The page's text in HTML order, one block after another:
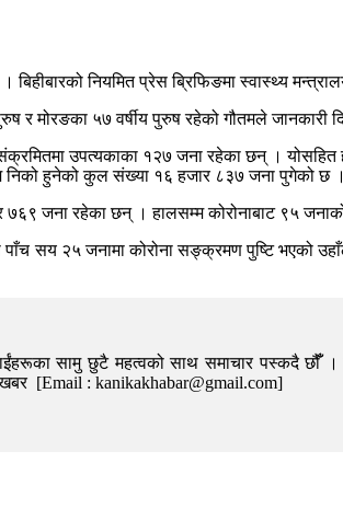
नियमित प्रेस ब्रिफिङमा स्वास्थ्य
र मोरङका ५७ वर्षीय पुरुष रहेको गौतमले
उपत्यकाका १२७ जना रहेका छन् ।
निको हुनेको कुल संख्या १६ हजार ८३७ जना पुगेको छ ।
जना रहेका छन् । हालसम्म कोरोनाबाट ९५
पाँच सय २५ जनामा कोरोना सङ्क्रमण पुष्टि
सामु छुटै महत्वको साथ समाचार पस्कदै छौँँ
[Email : kanikakhabar@gmail.com]